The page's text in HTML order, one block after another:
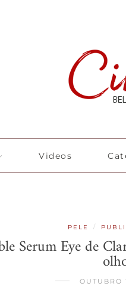
Videos
PELE /
Serum Eye de
OUTUBRO